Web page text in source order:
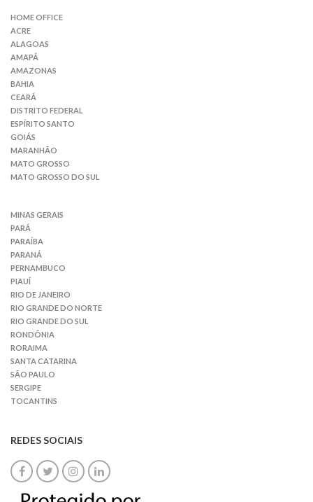
HOME OFFICE
ACRE
ALAGOAS
AMAPÁ
AMAZONAS
BAHIA
CEARÁ
DISTRITO FEDERAL
ESPÍRITO SANTO
GOIÁS
MARANHÃO
MATO GROSSO
MATO GROSSO DO SUL
MINAS GERAIS
PARÁ
PARAÍBA
PARANÁ
PERNAMBUCO
PIAUÍ
RIO DE JANEIRO
RIO GRANDE DO NORTE
RIO GRANDE DO SUL
RONDÔNIA
RORAIMA
SANTA CATARINA
SÃO PAULO
SERGIPE
TOCANTINS
REDES SOCIAIS